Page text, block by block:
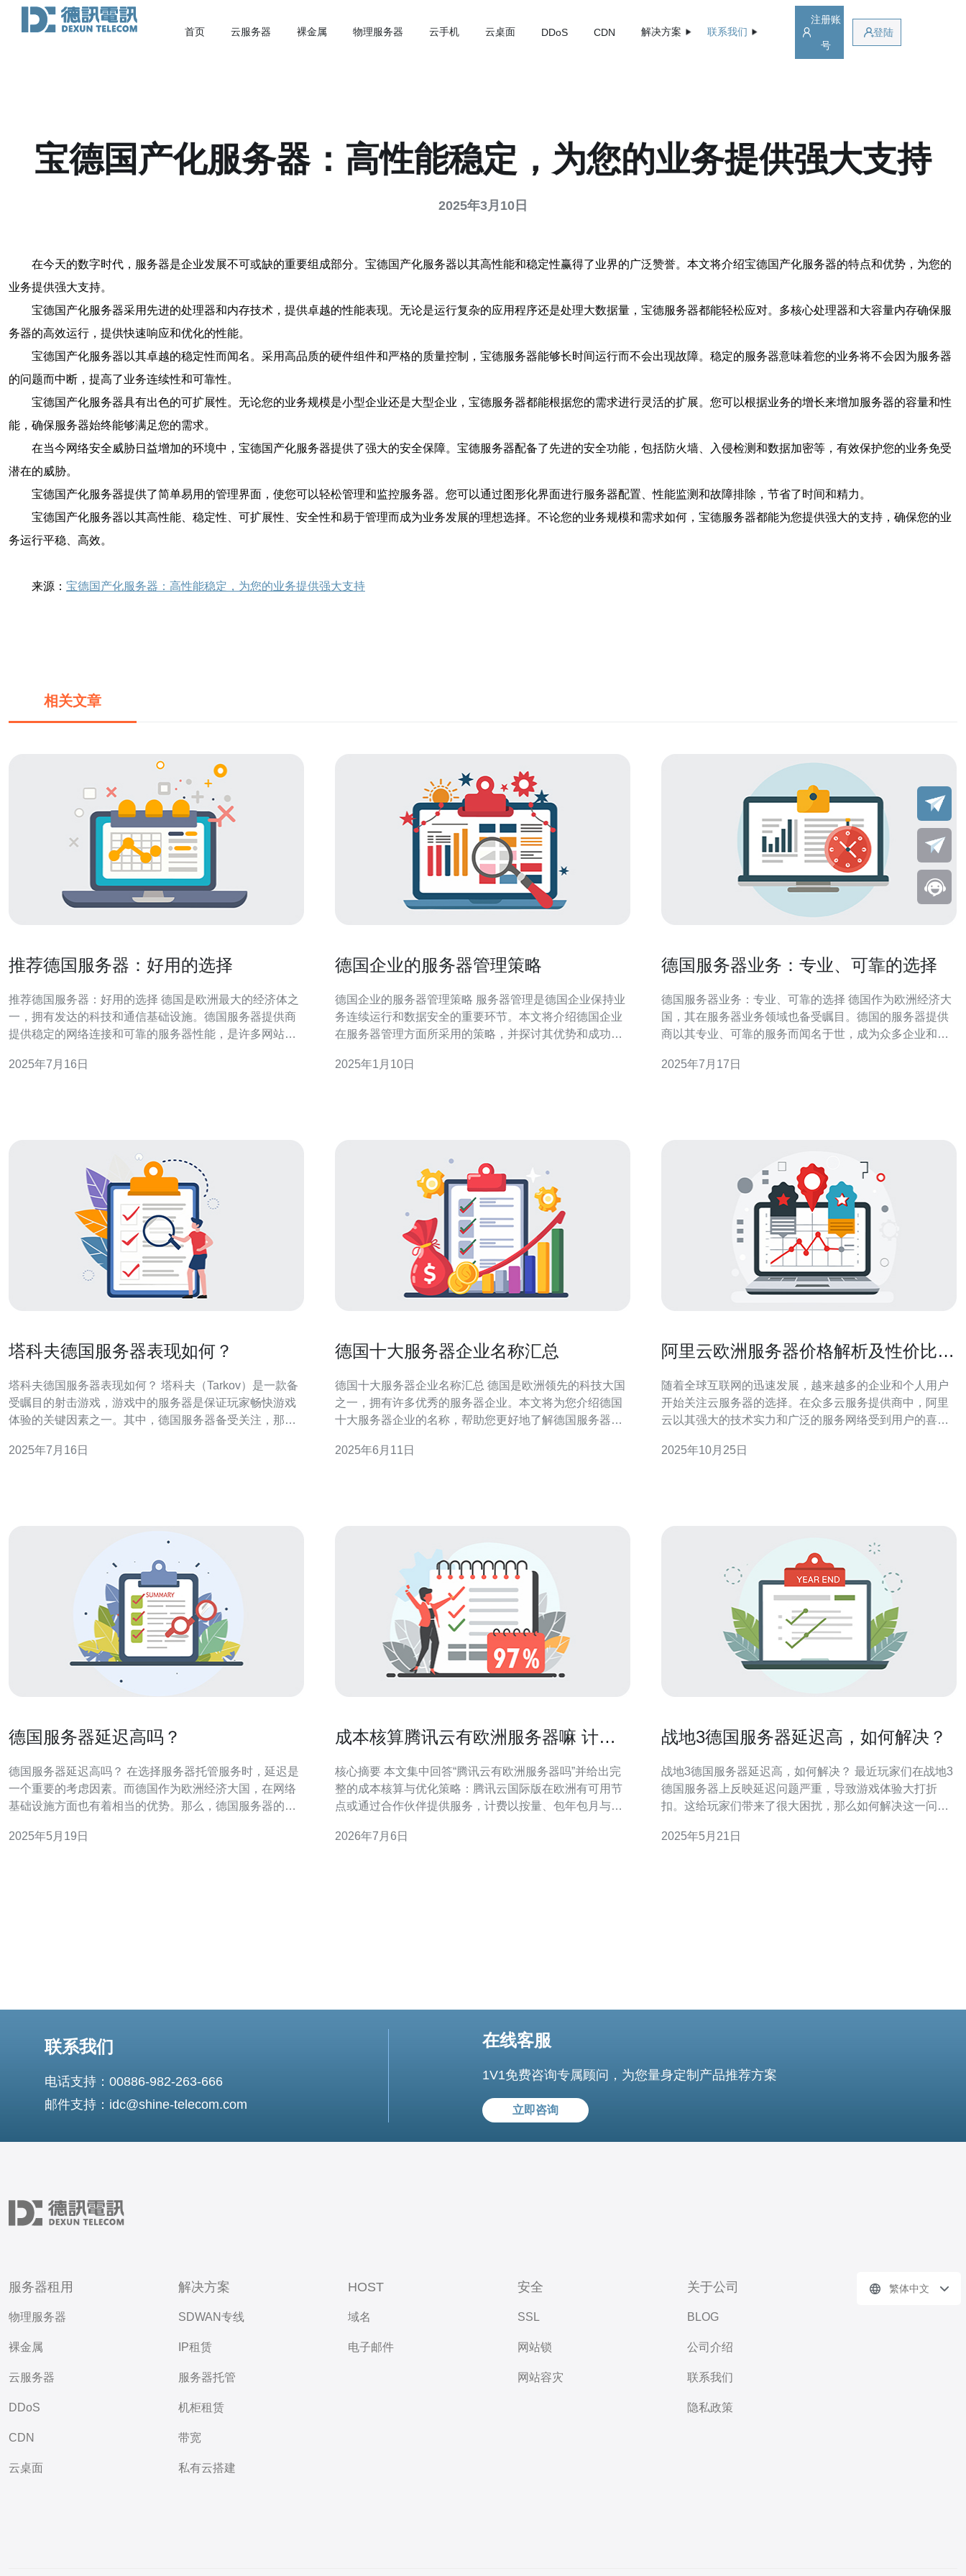
首页 云服务器 裸金属 物理服务器 云手机 云桌面 DDoS CDN 解决方案 联系我们
注册账
号
登陆
宝德国产化服务器：高性能稳定，为您的业务提供强大支持
2025年3月10日
在今天的数字时代，服务器是企业发展不可或缺的重要组成部分。宝德国产化服务器以其高性能和稳定性赢得了业界的广泛赞誉。本文将介绍宝德国产化服务器的特点和优势，为您的
业务提供强大支持。
宝德国产化服务器采用先进的处理器和内存技术，提供卓越的性能表现。无论是运行复杂的应用程序还是处理大数据量，宝德服务器都能轻松应对。多核心处理器和大容量内存确保服
务器的高效运行，提供快速响应和优化的性能。
宝德国产化服务器以其卓越的稳定性而闻名。采用高品质的硬件组件和严格的质量控制，宝德服务器能够长时间运行而不会出现故障。稳定的服务器意味着您的业务将不会因为服务器
的问题而中断，提高了业务连续性和可靠性。
宝德国产化服务器具有出色的可扩展性。无论您的业务规模是小型企业还是大型企业，宝德服务器都能根据您的需求进行灵活的扩展。您可以根据业务的增长来增加服务器的容量和性
能，确保服务器始终能够满足您的需求。
在当今网络安全威胁日益增加的环境中，宝德国产化服务器提供了强大的安全保障。宝德服务器配备了先进的安全功能，包括防火墙、入侵检测和数据加密等，有效保护您的业务免受
潜在的威胁。
宝德国产化服务器提供了简单易用的管理界面，使您可以轻松管理和监控服务器。您可以通过图形化界面进行服务器配置、性能监测和故障排除，节省了时间和精力。
宝德国产化服务器以其高性能、稳定性、可扩展性、安全性和易于管理而成为业务发展的理想选择。不论您的业务规模和需求如何，宝德服务器都能为您提供强大的支持，确保您的业
务运行平稳、高效。
来源： 宝德国产化服务器：高性能稳定，为您的业务提供强大支持
相关文章
推荐德国服务器：好用的选择
推荐德国服务器：好用的选择 德国是欧洲最大的经济体之
一，拥有发达的科技和通信基础设施。德国服务器提供商
提供稳定的网络连接和可靠的服务器性能，是许多网站和
网络连接 高速的数据传输 安全可靠的数据存储 良好的客
2025年7月16日
德国企业的服务器管理策略
德国企业的服务器管理策略 服务器管理是德国企业保持业
务连续运行和数据安全的重要环节。本文将介绍德国企业
在服务器管理方面所采用的策略，并探讨其优势和成功经
务器放置在专用机房中，配备安全门禁系统和监控摄像
2025年1月10日
德国服务器业务：专业、可靠的选择
德国服务器业务：专业、可靠的选择 德国作为欧洲经济大
国，其在服务器业务领域也备受瞩目。德国的服务器提供
商以其专业、可靠的服务而闻名于世，成为众多企业和个
和优势。 德国的服务器提供商拥有一支经验丰富、技术过
2025年7月17日
塔科夫德国服务器表现如何？
塔科夫德国服务器表现如何？ 塔科夫（Tarkov）是一款备
受瞩目的射击游戏，游戏中的服务器是保证玩家畅快游戏
体验的关键因素之一。其中，德国服务器备受关注，那么
其速度较快，延迟较低，玩家可以更流畅地进行游戏，享
2025年7月16日
德国十大服务器企业名称汇总
德国十大服务器企业名称汇总 德国是欧洲领先的科技大国
之一，拥有许多优秀的服务器企业。本文将为您介绍德国
十大服务器企业的名称，帮助您更好地了解德国服务器行
种云计算、托管和域名注册服务。公司总部位于莱茵兰-普
2025年6月11日
阿里云欧洲服务器价格解析及性价比对
随着全球互联网的迅速发展，越来越多的企业和个人用户
开始关注云服务器的选择。在众多云服务提供商中，阿里
云以其强大的技术实力和广泛的服务网络受到用户的喜
性价比，为用户在选择合适的服务器时提供重要的参考信
2025年10月25日
德国服务器延迟高吗？
德国服务器延迟高吗？ 在选择服务器托管服务时，延迟是
一个重要的考虑因素。而德国作为欧洲经济大国，在网络
基础设施方面也有着相当的优势。那么，德国服务器的延
络基础设施，包括高速宽带网络和先进的数据中心。这些
2025年5月19日
成本核算腾讯云有欧洲服务器嘛 计费
核心摘要 本文集中回答“腾讯云有欧洲服务器吗”并给出完
整的成本核算与优化策略：腾讯云国际版在欧洲有可用节
点或通过合作伙伴提供服务，计费以按量、包年包月与预
模型（计算、存储、带宽、公网IP、CDN、DDoS防御
2026年7月6日
战地3德国服务器延迟高，如何解决？
战地3德国服务器延迟高，如何解决？ 最近玩家们在战地3
德国服务器上反映延迟问题严重，导致游戏体验大打折
扣。这给玩家们带来了很大困扰，那么如何解决这一问题
过高、网络连接不稳定、游戏客户端问题等。在德国服务
2025年5月21日
联系我们
电话支持：00886-982-263-666
邮件支持：idc@shine-telecom.com
在线客服
1V1免费咨询专属顾问，为您量身定制产品推荐方案
立即咨询
服务器租用
物理服务器
裸金属
云服务器
DDoS
CDN
云桌面
解决方案
SDWAN专线
IP租赁
服务器托管
机柜租赁
带宽
私有云搭建
HOST
域名
电子邮件
安全
SSL
网站锁
网站容灾
关于公司
BLOG
公司介绍
联系我们
隐私政策
繁体中文